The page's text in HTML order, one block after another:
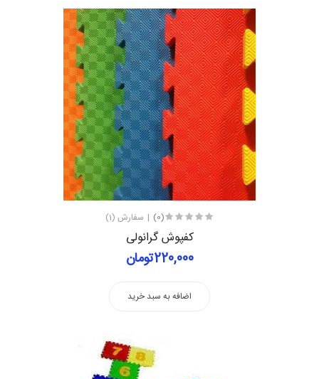
(0) سفارش (1)
کفپوش گرانولی
220,000تومان
اضافه به سبد خرید